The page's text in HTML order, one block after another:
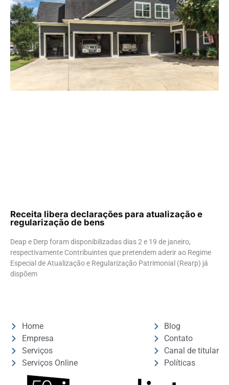
Receita libera declarações para atualização e
regularização de bens
Deap e Derp foram disponibilizadas dias 2 e 19 de janeiro,
respectivamente Contribuintes que pretendem aderir ao Regime
Especial de Atualização e Regularização Patrimonial (Rearp) já
dispõem
Home
Empresa
Serviços
Serviços Online
Blog
Contato
Canal de titular
Políticas